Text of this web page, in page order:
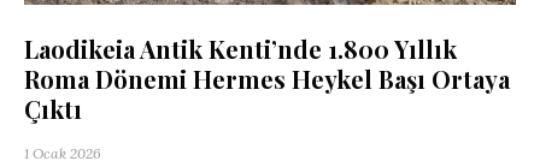
Laodikeia Antik Kenti’nde 1.800 Yıllık
Roma Dönemi Hermes Heykel Başı Ortaya
Çıktı
1 Ocak 2026